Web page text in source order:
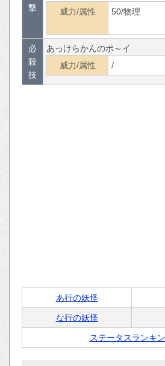
撃
威力/属性
50/物理
必
殺
技
あっけらかんのポ～イ
威力/属性
/
あ行の妖怪
な行の妖怪
ステータスランキ